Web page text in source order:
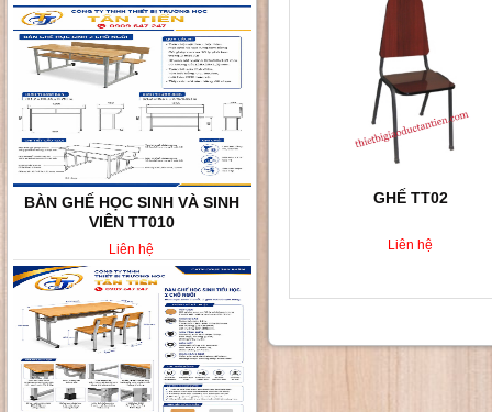
BÀN GHẾ HỌC SINH VÀ SINH
VIÊN TT010
Liên hệ
GHẾ TT02
Liên hệ